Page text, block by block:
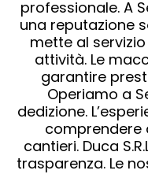
professionale. A
una reputazione
mette al
attività. Le
garantire
Operiamo a
dedizione.
comprendere
cantieri. Duca
trasparenza. Le